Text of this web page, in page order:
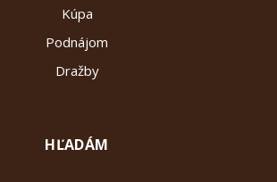
Kúpa
Podnájom
Dražby
HĽADÁM